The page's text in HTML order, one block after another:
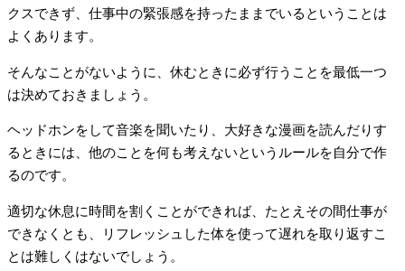
クスできず、仕事中の緊張感を持ったままでいるということは
よくあります。
そんなことがないように、休むときに必ず行うことを最低一つ
は決めておきましょう。
ヘッドホンをして音楽を聞いたり、大好きな漫画を読んだりす
るときには、他のことを何も考えないというルールを自分で作
るのです。
適切な休息に時間を割くことができれば、たとえその間仕事が
できなくとも、リフレッシュした体を使って遅れを取り返すこ
とは難しくはないでしょう。